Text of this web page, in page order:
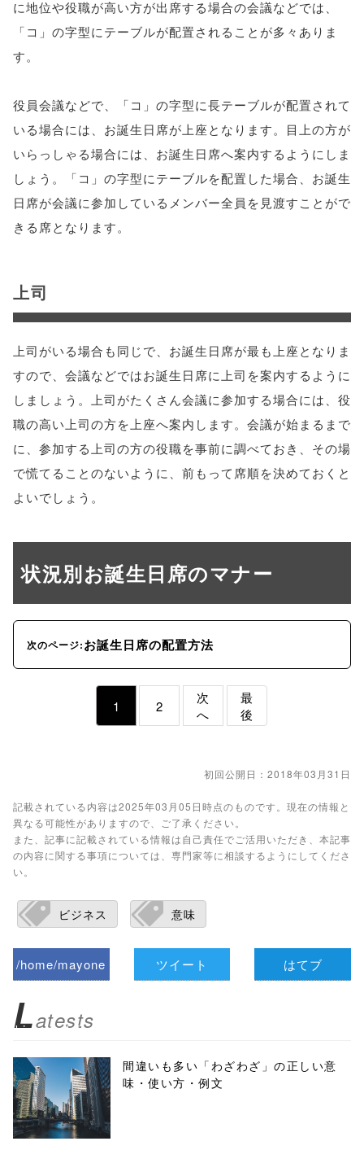
に地位や役職が高い方が出席する場合の会議などでは、
「コ」の字型にテーブルが配置されることが多々ありま
す。
役員会議などで、「コ」の字型に長テーブルが配置されて
いる場合には、お誕生日席が上座となります。目上の方が
いらっしゃる場合には、お誕生日席へ案内するようにしま
しょう。「コ」の字型にテーブルを配置した場合、お誕生
日席が会議に参加しているメンバー全員を見渡すことがで
きる席となります。
上司
上司がいる場合も同じで、お誕生日席が最も上座となりま
すので、会議などではお誕生日席に上司を案内するように
しましょう。上司がたくさん会議に参加する場合には、役
職の高い上司の方を上座へ案内します。会議が始まるまで
に、参加する上司の方の役職を事前に調べておき、その場
で慌てることのないように、前もって席順を決めておくと
よいでしょう。
状況別お誕生日席のマナー
次のページ:お誕生日席の配置方法
1 2
次
へ
最
後
初回公開日：2018年03月31日
記載されている内容は2025年03月05日時点のものです。現在の情報と
異なる可能性がありますので、ご了承ください。
また、記事に記載されている情報は自己責任でご活用いただき、本記事
の内容に関する事項については、専門家等に相談するようにしてくださ
い。
ビジネス 意味
/home/mayone
biz.jp/public_ht
ml/wp-
content/themes
/tapbiz_theme/
ツイート はてブ
Latests
間違いも多い「わざわざ」の正しい意
味・使い方・例文